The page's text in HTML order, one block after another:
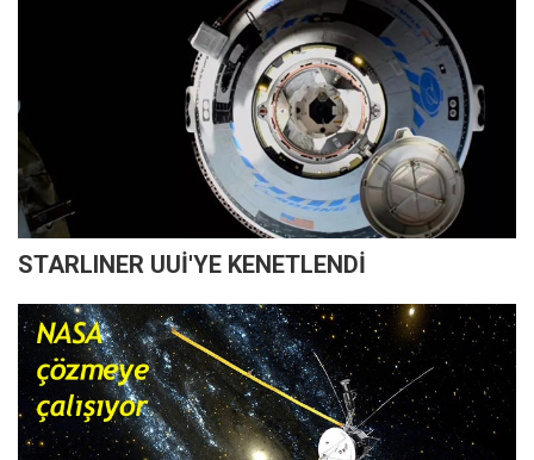
STARLINER UUİ'YE KENETLENDİ